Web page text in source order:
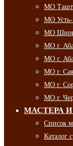
МО
МО Усть-
МО
МО г.
МО г.
МО г.
МО г.
МО г.
МАСТЕРА
Список
Каталог